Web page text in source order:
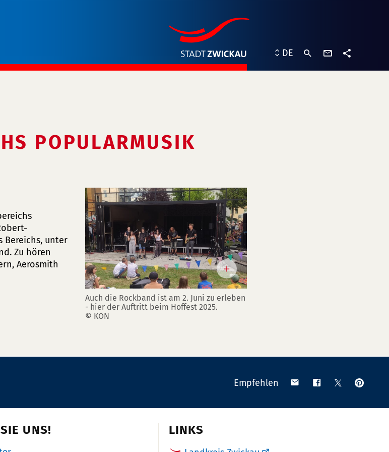
DE
POPULARMUSIK
Bereichs, unter
Zu hören
Aerosmith
Auch die Rockband ist am 2. Juni zu erleben
- hier der Auftritt beim Hoffest 2025.
© KON
Empfehlen
Teilen Teilen Teilen
UNS! LINKS